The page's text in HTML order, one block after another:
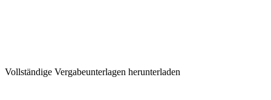
Vollständige Vergabeunterlagen herunterladen